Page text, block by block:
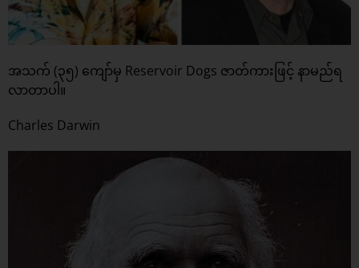
အသက် (၃၅) ကျော်မှ Reservoir Dogs ဇာတ်ကားဖြင့် နာမည်ရ
လာတာပါ။
Charles Darwin